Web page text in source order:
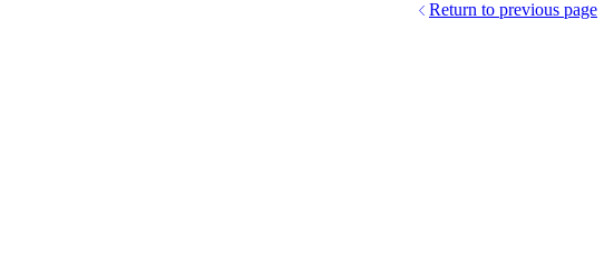
Return to previous page